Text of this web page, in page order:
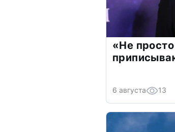
«Не
6 августа 13